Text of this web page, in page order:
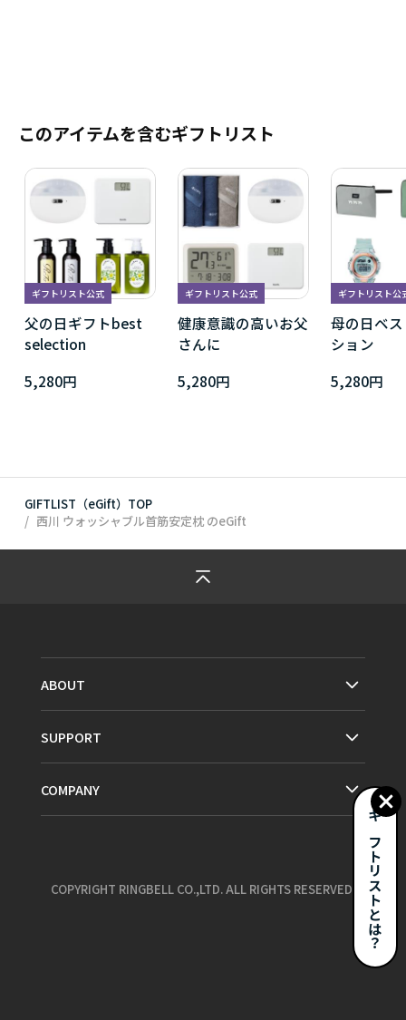
このアイテムを含むギフトリスト
ギフトリスト公式
父の日ギフトbest
selection
5,280円
ギフトリスト公式
健康意識の高いお父
さんに
5,280円
ギフトリスト公
母の日ベ
ション
5,280円
GIFTLIST（eGift）TOP
西川 ウォッシャブル首筋安定枕のeGift
ギフトリストとは？
ABOUT
SUPPORT
COMPANY
COPYRIGHT RINGBELL CO.,LTD. ALL RIGHTS RESERVED.